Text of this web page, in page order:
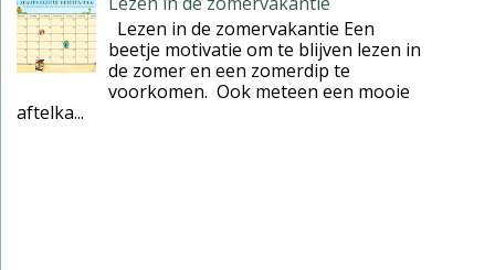
Lezen in de zomervakantie Een
beetje motivatie om te blijven lezen in
de zomer en een zomerdip te
voorkomen. Ook meteen een mooie
aftelka...